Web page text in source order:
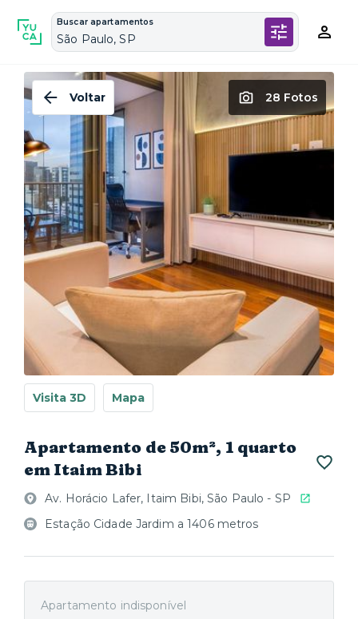
Buscar apartamentos
São Paulo, SP
Voltar 28 Fotos
Visita 3D Mapa
Apartamento de 50m², 1 quarto
em Itaim Bibi
Av. Horácio Lafer, Itaim Bibi, São Paulo - SP
Estação Cidade Jardim a 1406 metros
Apartamento indisponível